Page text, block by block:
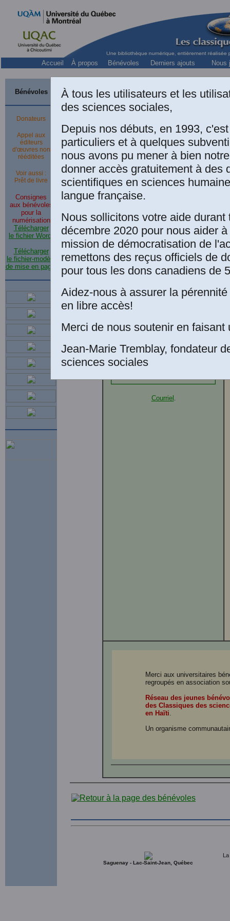
Accueil À propos Bénévoles Derniers ajouts Nous
Bénévoles
Donateurs
Appel aux
éditeurs
d'œuvres non
rééditées
Voir aussi :
Prêt de livre
Consignes
aux bénévoles
pour la
numérisation
Télécharger
le fichier Word
Télécharger
le fichier-modèle
de mise en page
Membre
sociologue
Le 4 avril 2021
Lunie Yvrose JULES
membre du REJEBECSS.
depuis plusieurs années
en Haïti.
Courriel .
Merci aux universitaires
regroupés en association
Réseau des jeunes
des Classiques des
en Haïti.
Un organisme
Saguenay - Lac-Saint-Jean, Québec
À tous les utilisateurs et les
des sciences sociales,
Depuis nos débuts, en 1993,
particuliers et à quelques
nous avons pu mener à bien
donner accès gratuitement à des
scientifiques en sciences
langue française.
Nous sollicitons votre aide durant
décembre 2020 pour nous aider
mission de démocratisation de
remettons des reçus officiels de
pour tous les dons canadiens de
Aidez-nous à assurer la
en libre accès!
Merci de nous soutenir en faisant
Jean-Marie Tremblay, fondateur
sciences sociales